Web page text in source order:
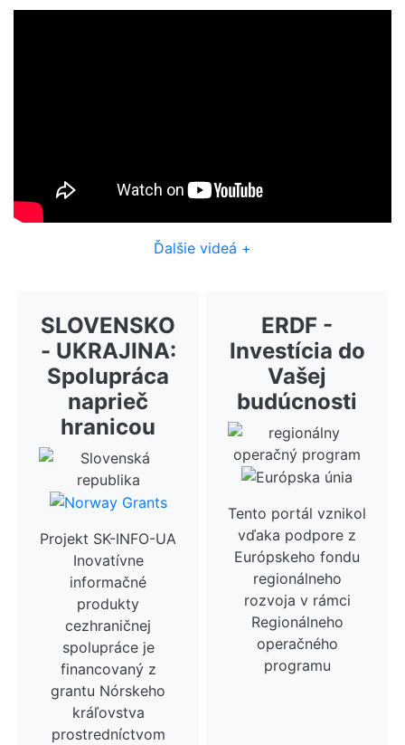
Ďalšie videá +
SLOVENSKO
- UKRAJINA:
Spolupráca
naprieč
hranicou
Projekt SK-INFO-UA
Inovatívne
informačné
produkty
cezhraničnej
spolupráce je
financovaný z
grantu Nórskeho
kráľovstva
prostredníctvom
ERDF -
Investícia do
Vašej
budúcnosti
Tento portál vznikol
vďaka podpore z
Európskeho fondu
regionálneho
rozvoja v rámci
Regionálneho
operačného
programu